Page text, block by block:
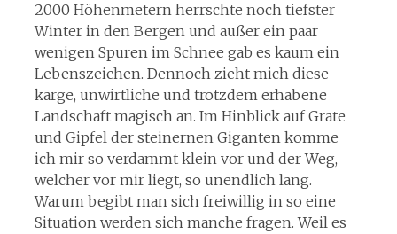
2000 Höhenmetern herrschte noch tiefster
Winter in den Bergen und außer ein paar
wenigen Spuren im Schnee gab es kaum ein
Lebenszeichen. Dennoch zieht mich diese
karge, unwirtliche und trotzdem erhabene
Landschaft magisch an. Im Hinblick auf Grate
und Gipfel der steinernen Giganten komme
ich mir so verdammt klein vor und der Weg,
welcher vor mir liegt, so unendlich lang.
Warum begibt man sich freiwillig in so eine
Situation werden sich manche fragen. Weil es